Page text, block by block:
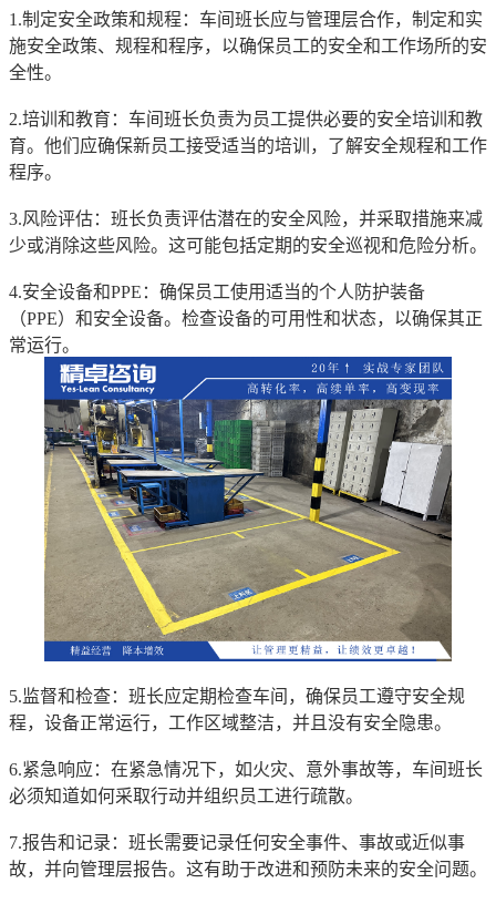
1.制定安全政策和规程：车间班长应与管理层合作，制定和实
施安全政策、规程和程序，以确保员工的安全和工作场所的安
全性。
2.培训和教育：车间班长负责为员工提供必要的安全培训和教
育。他们应确保新员工接受适当的培训，了解安全规程和工作
程序。
3.风险评估：班长负责评估潜在的安全风险，并采取措施来减
少或消除这些风险。这可能包括定期的安全巡视和危险分析。
4.安全设备和PPE：确保员工使用适当的个人防护装备
（PPE）和安全设备。检查设备的可用性和状态，以确保其正
常运行。
5.监督和检查：班长应定期检查车间，确保员工遵守安全规
程，设备正常运行，工作区域整洁，并且没有安全隐患。
6.紧急响应：在紧急情况下，如火灾、意外事故等，车间班长
必须知道如何采取行动并组织员工进行疏散。
7.报告和记录：班长需要记录任何安全事件、事故或近似事
故，并向管理层报告。这有助于改进和预防未来的安全问题。